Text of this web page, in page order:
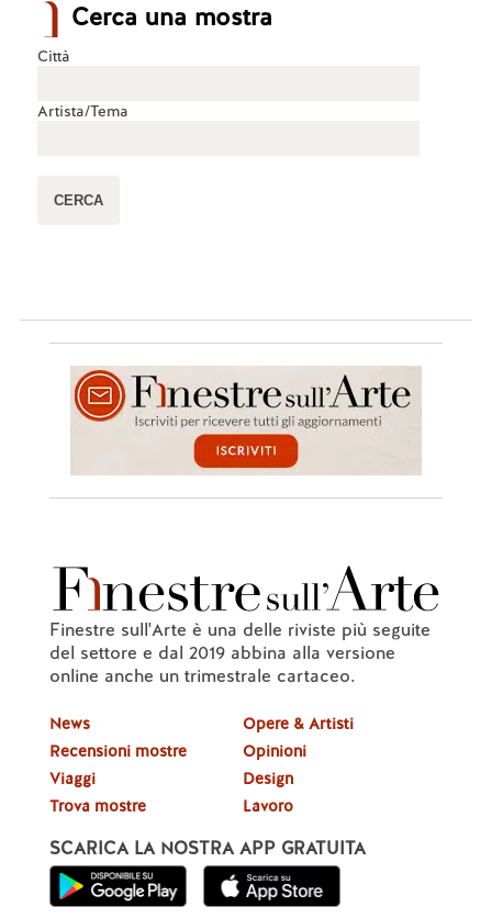
Cerca una mostra
Città
Artista/Tema
Finestre sull'Arte è una delle riviste più seguite
del settore e dal 2019 abbina alla versione
online anche un trimestrale cartaceo.
News
Recensioni mostre
Viaggi
Trova mostre
Opere & Artisti
Opinioni
Design
Lavoro
SCARICA LA NOSTRA APP GRATUITA